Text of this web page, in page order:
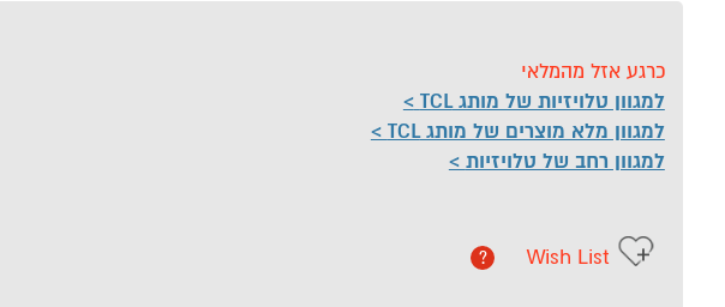
כרגע אזל מהמלאי
למגוון טלויזיות של מותג TCL
למגוון מלא מוצרים של מותג TCL
למגוון רחב של טלויזיות
Wish List
?